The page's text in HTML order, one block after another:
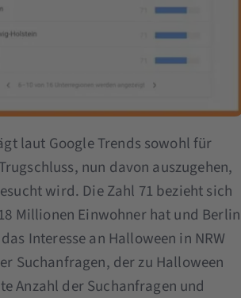
laut Google Trends sowohl für
nun davon auszugehen,
wird. Die Zahl 71 bezieht sich
Millionen Einwohner hat und Berlin
Interesse an Halloween in NRW
Suchanfragen, der zu Halloween
Anzahl der Suchanfragen und